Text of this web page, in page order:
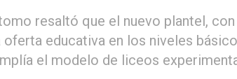
resaltó que el nuevo plantel,
educativa en los niveles
el modelo de liceos